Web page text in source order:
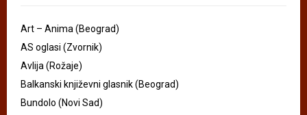
Art – Anima (Beograd)
AS oglasi (Zvornik)
Avlija (Rožaje)
Balkanski književni glasnik (Beograd)
Bundolo (Novi Sad)